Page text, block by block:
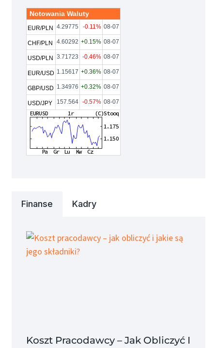
Notowania Waluty
EUR/PLN 4.29775 -0.11% 08-07
CHF/PLN 4.60292 +0.15% 08-07
USD/PLN 3.71723 -0.46% 08-07
EUR/USD 1.15617 +0.36% 08-07
GBP/USD 1.34976 +0.32% 08-07
USD/JPY 157.564 -0.57% 08-07
Finanse Kadry
Koszt Pracodawcy – Jak Obliczyć I